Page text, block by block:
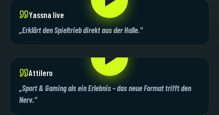
Yassna live
„Erklärt den Spieltrieb direkt aus der Halle."
ATTILERO
Attilero
„Sport & Gaming als ein Erlebnis – das neue Format trifft den
Nerv."